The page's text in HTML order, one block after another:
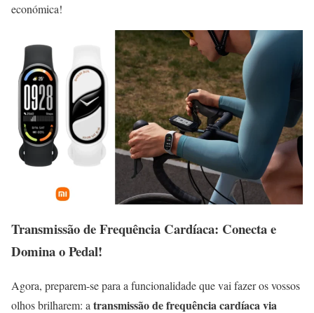
económica!
Transmissão de Frequência Cardíaca: Conecta e
Domina o Pedal!
Agora, preparem-se para a funcionalidade que vai fazer os vossos
olhos brilharem: a transmissão de frequência cardíaca via